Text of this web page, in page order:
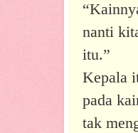
nanti
itu.”
Kepala
pada
tak